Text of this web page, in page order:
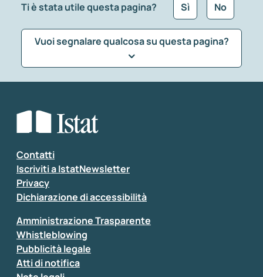
Ti è stata utile questa pagina? Sì No
Vuoi segnalare qualcosa su questa pagina?
Seleziona la tipologia della segnalazione
Inserisci il tuo commento
Contatti
Iscriviti a IstatNewsletter
Privacy
Dichiarazione di accessibilità
Amministrazione Trasparente
Whistleblowing
Pubblicità legale
Atti di notifica